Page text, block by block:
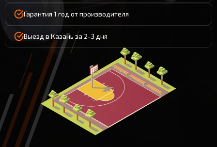
Гарантия 1 год от производителя
Выезд в Казань за 2-3 дня